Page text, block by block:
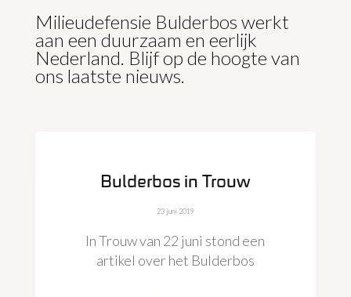
Milieudefensie Bulderbos werkt
aan een duurzaam en eerlijk
Nederland. Blijf op de hoogte van
ons laatste nieuws.
Bulderbos in Trouw
23 juni 2019
In Trouw van 22 juni stond een
artikel over het Bulderbos